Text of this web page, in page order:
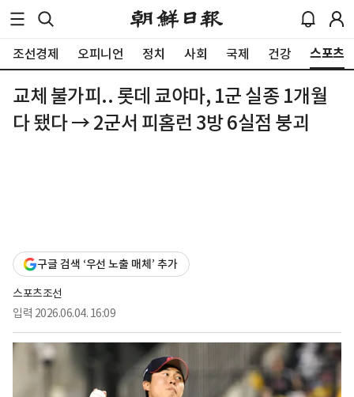
조선경제 오피니언 정치 사회 국제 건강 스포츠
교체 불가피.. 롯데 쿄야마, 1군 실종 1개월
다 됐다 → 2군서 피홈런 3방 6실점 붕괴
구글 검색 ‘우선 노출 매체’ 추가
스포츠조선
입력 2026.06.04. 16:09